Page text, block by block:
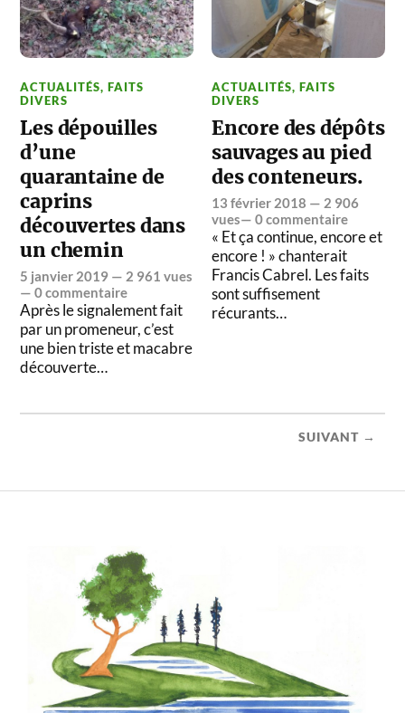
ACTUALITÉS,FAITS
DIVERS
Les dépouilles
d’une
quarantaine de
caprins
découvertes dans
un chemin
5 janvier 2019 — 2 961 vues
—0 commentaire
Après le signalement fait
par un promeneur, c’est
une bien triste et macabre
découverte…
ACTUALITÉS,FAITS
DIVERS
Encore des dépôts
sauvages au pied
des conteneurs.
13 février 2018 — 2 906
vues—0 commentaire
« Et ça continue, encore et
encore ! » chanterait
Francis Cabrel. Les faits
sont suffisement
récurants…
SUIVANT →